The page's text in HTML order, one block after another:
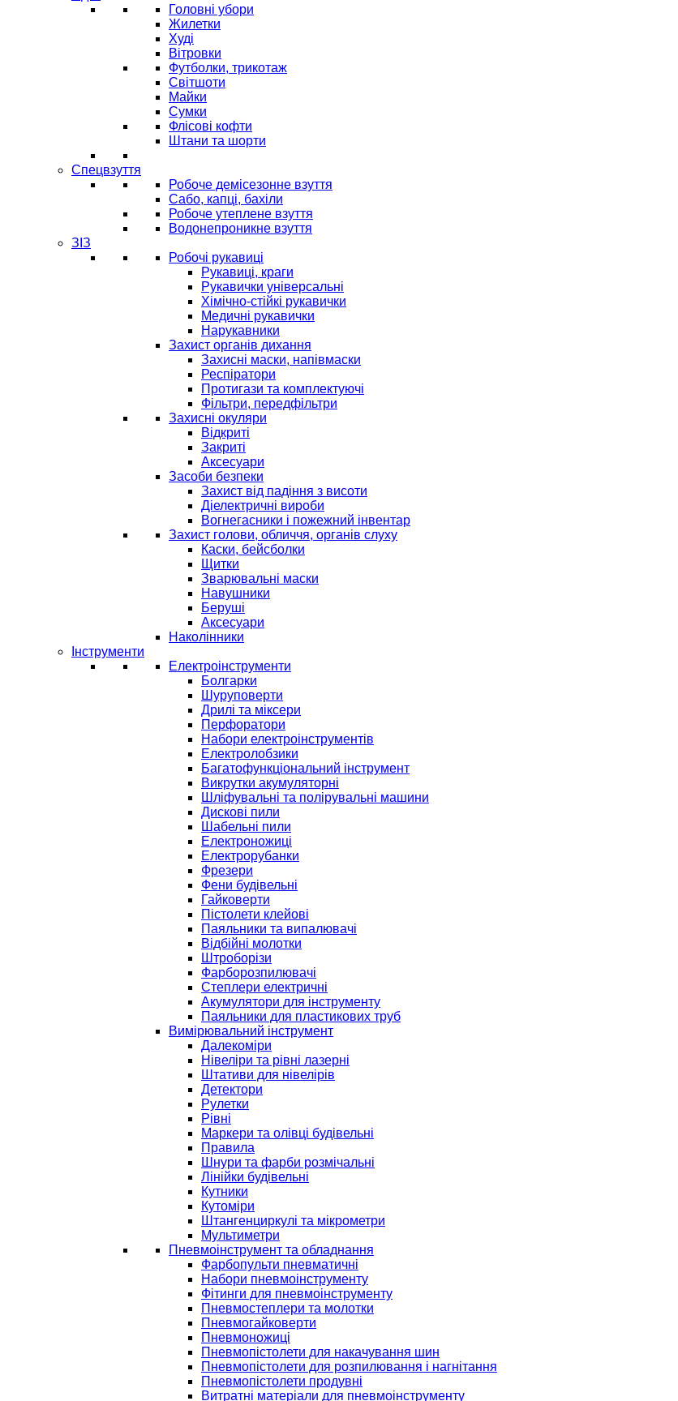
Головні убори
Жилетки
Худі
Вітровки
Футболки, трикотаж
Світшоти
Майки
Сумки
Флісові кофти
Штани та шорти
Спецвзуття
Робоче демісезонне взуття
Сабо, капці, бахіли
Робоче утеплене взуття
Водонепроникне взуття
ЗІЗ
Робочі рукавиці
Рукавиці, краги
Рукавички універсальні
Хімічно-стійкі рукавички
Медичні рукавички
Нарукавники
Захист органів дихання
Захисні маски, напівмаски
Респіратори
Протигази та комплектуючі
Фільтри, передфільтри
Захисні окуляри
Відкриті
Закриті
Аксесуари
Засоби безпеки
Захист від падіння з висоти
Діелектричні вироби
Вогнегасники і пожежний інвентар
Захист голови, обличчя, органів слуху
Каски, бейсболки
Щитки
Зварювальні маски
Навушники
Беруші
Аксесуари
Наколінники
Інструменти
Електроінструменти
Болгарки
Шуруповерти
Дрилі та міксери
Перфоратори
Набори електроінструментів
Електролобзики
Багатофункціональний інструмент
Викрутки акумуляторні
Шліфувальні та полірувальні машини
Дискові пили
Шабельні пили
Електроножиці
Електрорубанки
Фрезери
Фени будівельні
Гайковерти
Пістолети клейові
Паяльники та випалювачі
Відбійні молотки
Штроборізи
Фарборозпилювачі
Степлери електричні
Акумулятори для інструменту
Паяльники для пластикових труб
Вимірювальний інструмент
Далекоміри
Нівеліри та рівні лазерні
Штативи для нівелірів
Детектори
Рулетки
Рівні
Маркери та олівці будівельні
Правила
Шнури та фарби розмічальні
Лінійки будівельні
Кутники
Кутоміри
Штангенциркулі та мікрометри
Мультиметри
Пневмоінструмент та обладнання
Фарбопульти пневматичні
Набори пневмоінструменту
Фітинги для пневмоінструменту
Пневмостеплери та молотки
Пневмогайковерти
Пневмоножиці
Пневмопістолети для накачування шин
Пневмопістолети для розпилювання і нагнітання
Пневмопістолети продувні
Витратні матеріали для пневмоінструменту